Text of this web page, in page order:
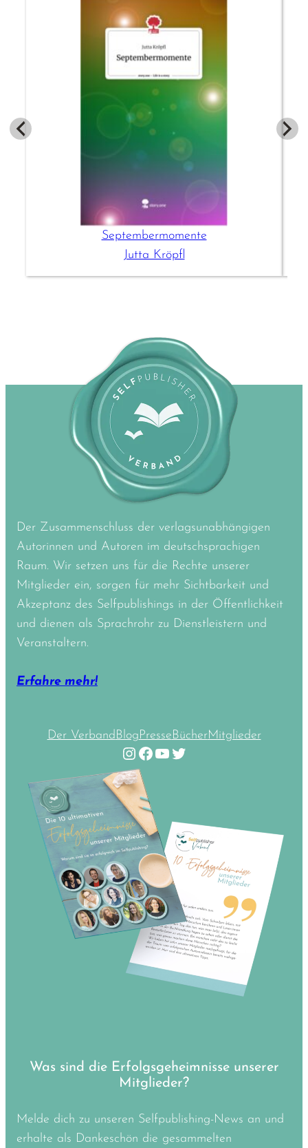
Septembermomente
Jutta Kröpfl
Der Zusammenschluss der verlagsunabhängigen
Autorinnen und Autoren im deutschsprachigen
Raum. Wir setzen uns für die Rechte unserer
Mitglieder ein, sorgen für mehr Sichtbarkeit und
Akzeptanz des Selfpublishings in der Öffentlichkeit
und dienen als Sprachrohr zu Dienstleistern und
Veranstaltern.
Erfahre mehr!
Der VerbandBlogPresseBücherMitglieder
Instagram Facebook YouTube Twitter
Was sind die Erfolgsgeheimnisse unserer
Mitglieder?
Melde dich zu unseren Selfpublishing-News an und
erhalte als Dankeschön die gesammelten